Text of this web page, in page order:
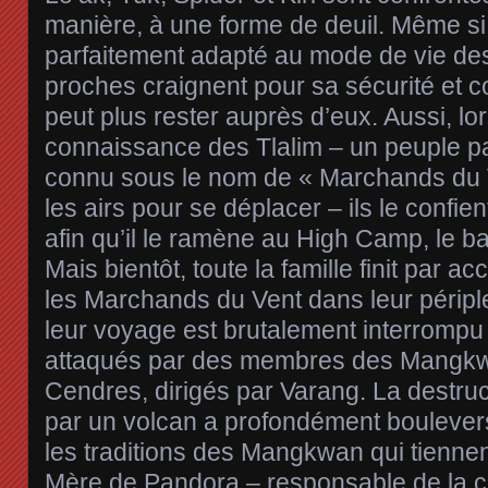
manière, à une forme de deuil. Même
parfaitement adapté au mode de vie
proches craignent pour sa sécurité et
peut plus rester auprès d’eux. Aussi,
connaissance des Tlalim – un peuple
connu sous le nom de « Marchands
les airs pour se déplacer – ils le
afin qu’il le ramène au High Camp, le
Mais bientôt, toute la famille finit par
les Marchands du Vent dans leur
leur voyage est brutalement interrompu
attaqués par des membres des
Cendres, dirigés par Varang. La
par un volcan a profondément
les traditions des Mangkwan qui